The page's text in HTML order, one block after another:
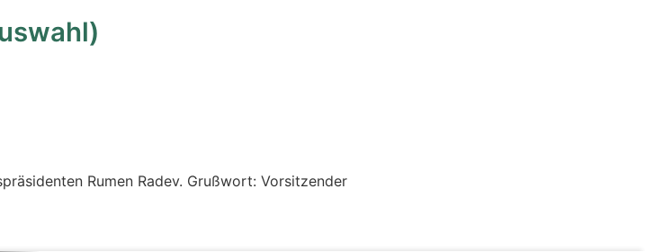
Rumen Radev. Grußwort: Vorsitzender